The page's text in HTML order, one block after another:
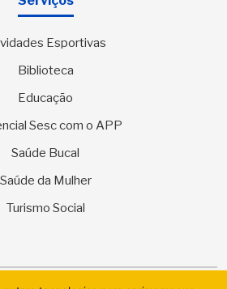
Esportivas
Biblioteca
Educação
Sesc com o APP
Saúde Bucal
Saúde da Mulher
Turismo Social